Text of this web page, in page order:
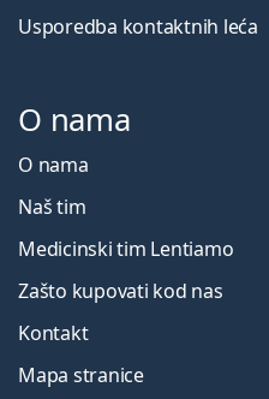
Usporedba kontaktnih leća
O nama
O nama
Naš tim
Medicinski tim Lentiamo
Zašto kupovati kod nas
Kontakt
Mapa stranice